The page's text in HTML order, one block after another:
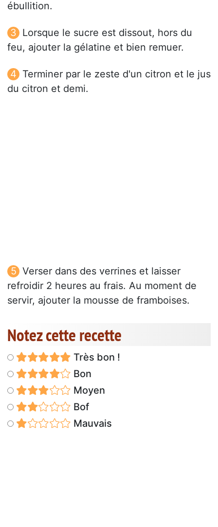
ébullition.
Lorsque le sucre est dissout, hors du
feu, ajouter la gélatine et bien remuer.
Terminer par le zeste d'un citron et le jus
du citron et demi.
Verser dans des verrines et laisser
refroidir 2 heures au frais. Au moment de
servir, ajouter la mousse de framboises.
Notez cette recette
Très bon !
Bon
Moyen
Bof
Mauvais